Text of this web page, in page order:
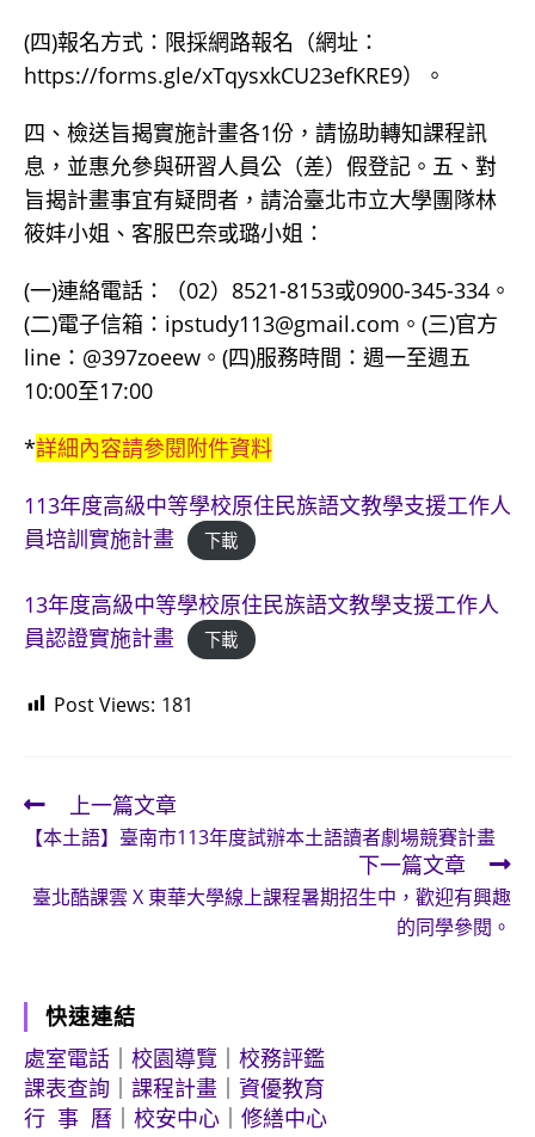
(四)報名方式：限採網路報名（網址：
https://forms.gle/xTqysxkCU23efKRE9）。
四、檢送旨揭實施計畫各1份，請協助轉知課程訊
息，並惠允參與研習人員公（差）假登記。五、對
旨揭計畫事宜有疑問者，請洽臺北市立大學團隊林
筱妦小姐、客服巴奈或璐小姐：
(一)連絡電話：（02）8521-8153或0900-345-334。
(二)電子信箱：ipstudy113@gmail.com。(三)官方
line：@397zoeew。(四)服務時間：週一至週五
10:00至17:00
*詳細內容請參閱附件資料
113年度高級中等學校原住民族語文教學支援工作人
員培訓實施計畫
下載
13年度高級中等學校原住民族語文教學支援工作人
員認證實施計畫
下載
Post Views: 181
Read
more
articles
上一篇文章
【本土語】臺南市113年度試辦本土語讀者劇場競賽計畫
下一篇文章
臺北酷課雲 X 東華大學線上課程暑期招生中，歡迎有興趣
的同學參閱。
快速連結
處室電話
校園導覽
校務評鑑
課表查詢
課程計畫
資優教育
行 事 曆
校安中心
修繕中心